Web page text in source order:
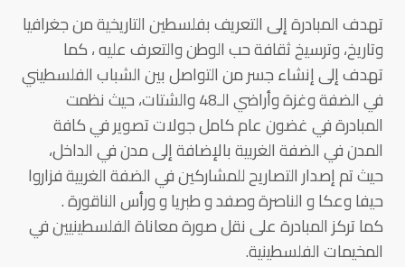
تهدف المبادرة إلى التعريف بفلسطين التاريخية من جغرافيا
وتاريخ، وترسيخ ثقافة حب الوطن والتعرف عليه ، كما
تهدف إلى إنشاء جسر من التواصل بين الشباب الفلسطيني
في الضفة وغزة وأراضي الـ48 والشتات، حيث نظمت
المبادرة في غضون عام كامل جولات تصوير في كافة
المدن في الضفة الغربية بالإضافة إلى مدن في الداخل،
حيث تم إصدار التصاريح للمشاركين في الضفة الغربية فزاروا
حيفا وعكا و الناصرة وصفد و طبريا و ورأس الناقورة .
كما تركز المبادرة على نقل صورة معاناة الفلسطينيين في
المخيمات الفلسطينية.